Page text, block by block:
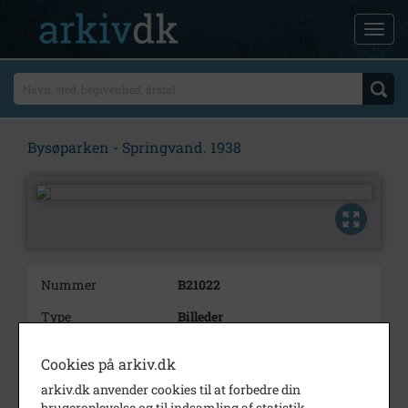
Bysøparken - Springvand. 1938
Nummer
B21022
Type
Billeder
Bemærkning
Journalnr. 1993/45.
Cookies på arkiv.dk
arkiv.dk anvender cookies til at forbedre din